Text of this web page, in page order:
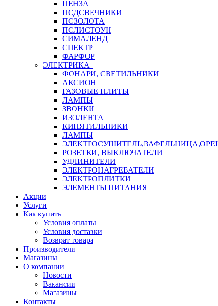
ПЕНЗА
ПОДСВЕЧНИКИ
ПОЗОЛОТА
ПОЛИСТОУН
СИМАЛЕНД
СПЕКТР
ФАРФОР
ЭЛЕКТРИКА
ФОНАРИ, СВЕТИЛЬНИКИ
АКСИОН
ГАЗОВЫЕ ПЛИТЫ
ЛАМПЫ
ЗВОНКИ
ИЗОЛЕНТА
КИПЯТИЛЬНИКИ
ЛАМПЫ
РОЗЕТКИ, ВЫКЛЮЧАТЕЛИ
УДЛИНИТЕЛИ
ЭЛЕКТРОНАГРЕВАТЕЛИ
ЭЛЕКТРОПЛИТКИ
ЭЛЕМЕНТЫ ПИТАНИЯ
Акции
Услуги
Как купить
Условия оплаты
Условия доставки
Возврат товара
Производители
Магазины
О компании
Новости
Вакансии
Магазины
Контакты